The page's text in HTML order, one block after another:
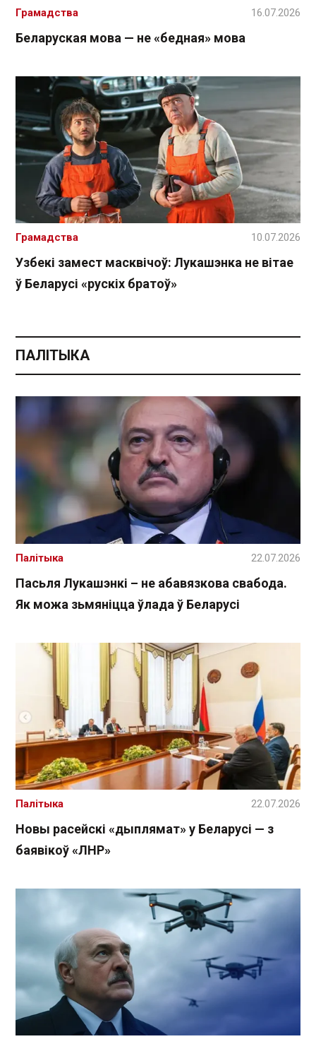
Беларуская мова — не «бедная» мова
Грамадства 16.07.2026
Узбекі замест масквічоў: Лукашэнка не вітае
ў Беларусі «рускіх братоў»
Грамадства 10.07.2026
ПАЛІТЫКА
Пасьля Лукашэнкі – не абавязкова свабода.
Як можа зьмяніцца ўлада ў Беларусі
Палітыка 22.07.2026
Новы расейскі «дыплямат» у Беларусі — з
баявікоў «ЛНР»
Палітыка 22.07.2026